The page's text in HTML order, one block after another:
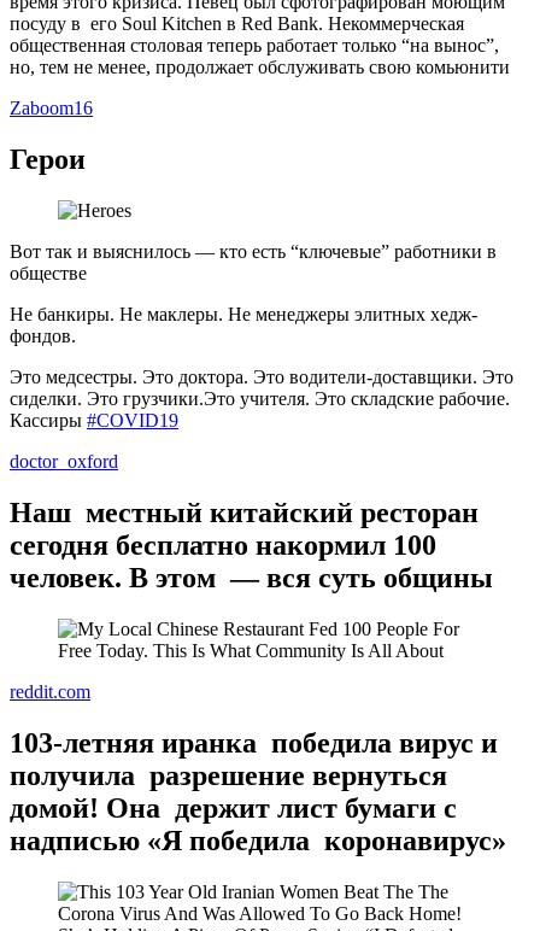
посуду в его Soul Kitchen в Red Bank. Некоммерческая
общественная столовая теперь работает только “на вынос”,
но, тем не менее, продолжает обслуживать свою комьюнити
Zaboom16
Герои
Вот так и выяснилось — кто есть “ключевые” работники в
обществе
Не банкиры. Не маклеры. Не менеджеры элитных хедж-
фондов.
Это медсестры. Это доктора. Это водители-доставщики. Это
сиделки. Это грузчики.Это учителя. Это складские рабочие.
Кассиры #COVID19
doctor_oxford
Наш местный китайский ресторан
сегодня бесплатно накормил 100
человек. В этом — вся суть общины
reddit.com
103-летняя иранка победила вирус и
получила разрешение вернуться
домой! Она держит лист бумаги с
надписью «Я победила коронавирус»